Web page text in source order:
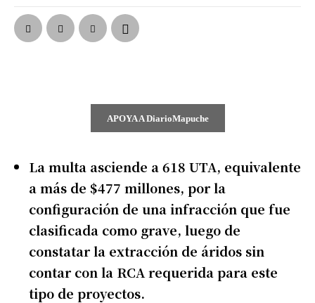
APOYA A DiarioMapuche
La multa asciende a 618 UTA, equivalente
a más de $477 millones, por la
configuración de una infracción que fue
clasificada como grave, luego de
constatar la extracción de áridos sin
contar con la RCA requerida para este
tipo de proyectos.